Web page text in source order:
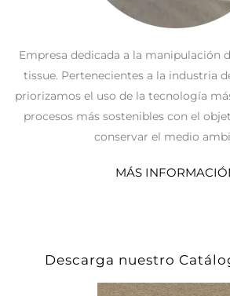
Empresa dedicada a la manipulación
tissue. Pertenecientes a la industria
priorizamos el uso de la tecnología
procesos más sostenibles con el
conservar el medio
MÁS
Descarga nuestro